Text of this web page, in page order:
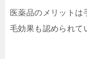
医薬品のメリットは
毛効果も認められて